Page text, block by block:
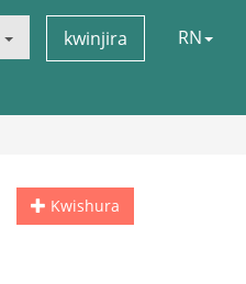
kwinjira RN
Kwishura